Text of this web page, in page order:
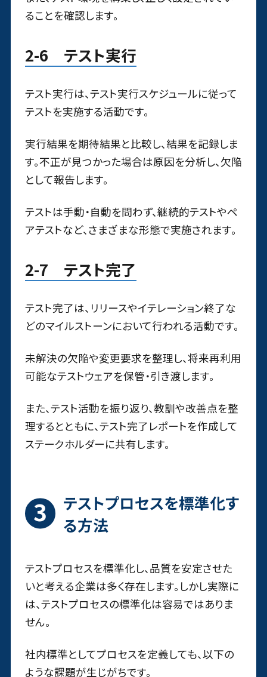
ることを確認します。
2-6 テスト実行
テスト実行は、テスト実行スケジュールに従って
テストを実施する活動です。
実行結果を期待結果と比較し、結果を記録しま
す。不正が見つかった場合は原因を分析し、欠陥
として報告します。
テストは手動・自動を問わず、継続的テストやペ
アテストなど、さまざまな形態で実施されます。
2-7 テスト完了
テスト完了は、リリースやイテレーション終了な
どのマイルストーンにおいて行われる活動です。
未解決の欠陥や変更要求を整理し、将来再利用
可能なテストウェアを保管・引き渡します。
また、テスト活動を振り返り、教訓や改善点を整
理するとともに、テスト完了レポートを作成して
ステークホルダーに共有します。
テストプロセスを標準化す
る方法
テストプロセスを標準化し、品質を安定させた
いと考える企業は多く存在します。しかし実際に
は、テストプロセスの標準化は容易ではありま
せん。
社内標準としてプロセスを定義しても、以下の
ような課題が生じがちです。